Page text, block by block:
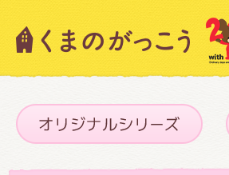
キャラクター紹介
ニュース